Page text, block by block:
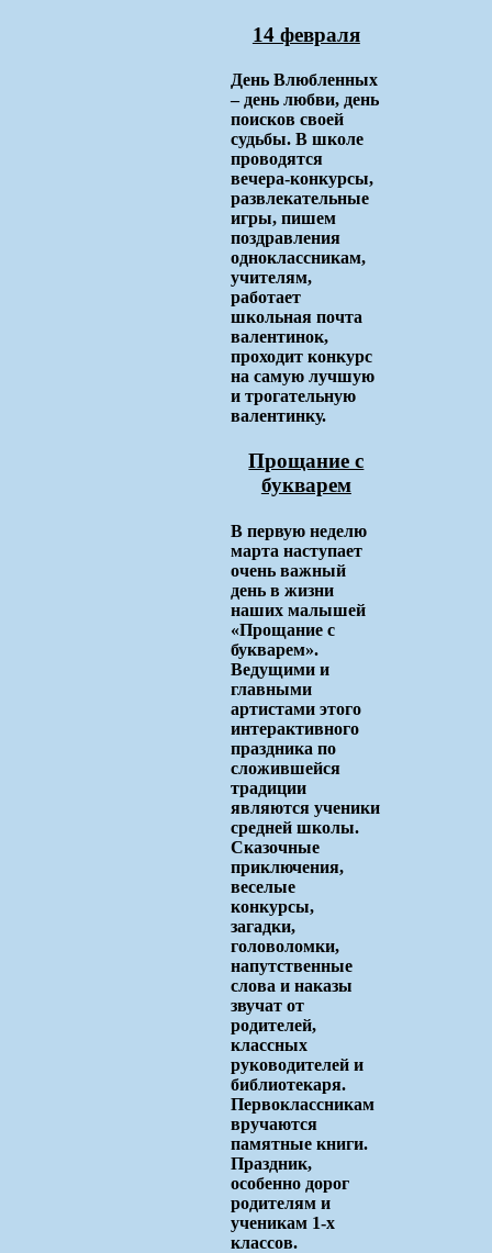
14 февраля
День Влюбленных
– день любви, день
поисков своей
судьбы. В школе
проводятся
вечера-конкурсы,
развлекательные
игры, пишем
поздравления
одноклассникам,
учителям,
работает
школьная почта
валентинок,
проходит конкурс
на самую лучшую
и трогательную
валентинку.
Прощание с
букварем
В первую неделю
марта наступает
очень важный
день в жизни
наших малышей
«Прощание с
букварем».
Ведущими и
главными
артистами этого
интерактивного
праздника по
сложившейся
традиции
являются ученики
средней школы.
Сказочные
приключения,
веселые
конкурсы,
загадки,
головоломки,
напутственные
слова и наказы
звучат от
родителей,
классных
руководителей и
библиотекаря.
Первоклассникам
вручаются
памятные книги.
Праздник,
особенно дорог
родителям и
ученикам 1-х
классов.